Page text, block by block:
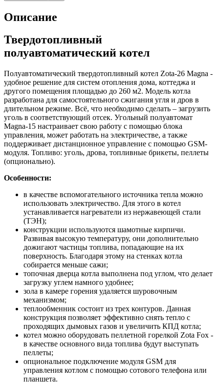
Описание
Твердотопливный
полуавтоматический котел
Полуавтоматический твердотопливный котел Zota-26 Magna -
удобное решение для систем отопления дома, коттеджа и
другого помещения площадью до 260 м2. Модель котла
разработана для самостоятельного сжигания угля и дров в
длительном режиме. Всё, что необходимо сделать – загрузить
уголь в соответствующий отсек. Угольный полуавтомат
Magna-15 настраивает свою работу с помощью блока
управления, может работать на электричестве, а также
поддерживает дистанционное управление с помощью GSM-
модуля. Топливо: уголь, дрова, топливные брикеты, пеллеты
(опционально).
Особенности:
в качестве вспомогательного источника тепла можно
использовать электричество. Для этого в котел
устанавливается нагреватели из нержавеющей стали
(ТЭН);
конструкции используются шамотные кирпичи.
Развивая высокую температуру, они дополнительно
дожигают частицы топлива, попадающие на их
поверхность. Благодаря этому на стенках котла
собирается меньше сажи;
топочная дверца котла выполнена под углом, что делает
загрузку углем намного удобнее;
зола в камере горения удаляется шуровочным
механизмом;
теплообменник состоит из трех контуров. Данная
конструкция позволяет эффективно снять тепло с
проходящих дымовых газов и увеличить КПД котла;
котел можно оборудовать пеллетной горелкой Zota Fox -
в качестве основного вида топлива будут выступать
пеллеты;
опциональное подключение модуля GSM для
управления котлом с помощью сотового телефона или
планшета.